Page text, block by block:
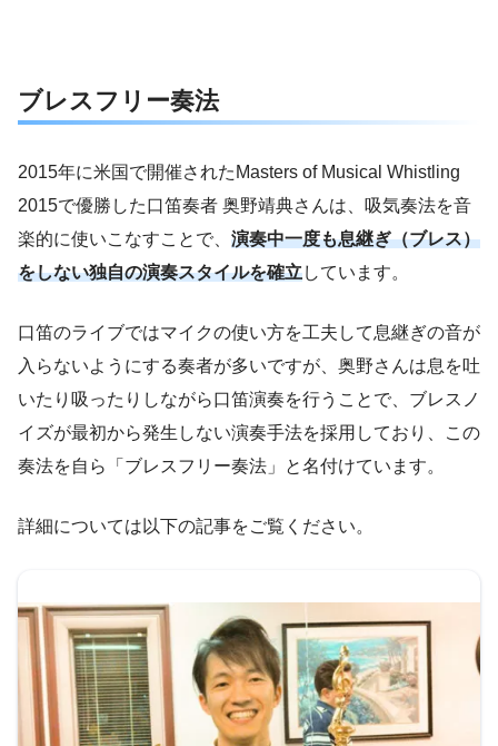
ブレスフリー奏法
2015年に米国で開催されたMasters of Musical Whistling
2015で優勝した口笛奏者 奥野靖典さんは、吸気奏法を音
楽的に使いこなすことで、 演奏中一度も息継ぎ（ブレス）
をしない独自の演奏スタイルを確立しています。
口笛のライブではマイクの使い方を工夫して息継ぎの音が
入らないようにする奏者が多いですが、奥野さんは息を吐
いたり吸ったりしながら口笛演奏を行うことで、ブレスノ
イズが最初から発生しない演奏手法を採用しており、この
奏法を自ら「ブレスフリー奏法」と名付けています。
詳細については以下の記事をご覧ください。